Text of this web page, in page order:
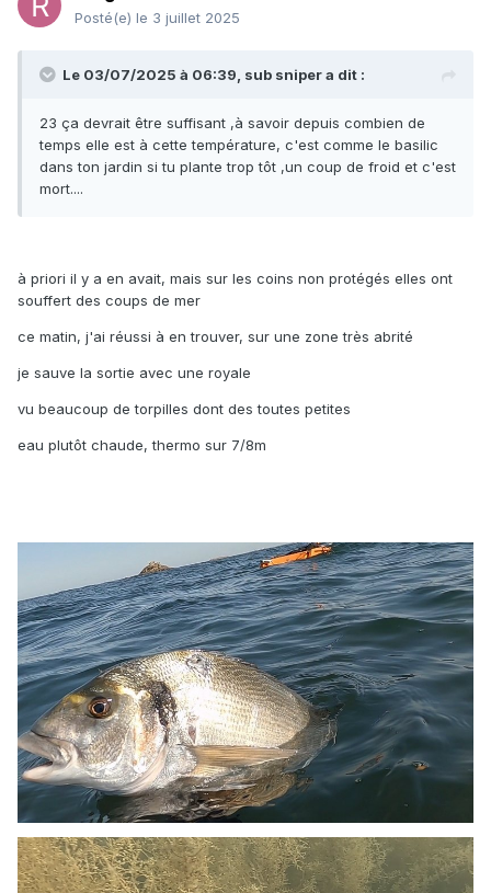
Posté(e) le 3 juillet 2025
Le 03/07/2025 à 06:39, sub snipera dit :
23 ça devrait être suffisant ,à savoir depuis combien de
temps elle est à cette température, c'est comme le basilic
dans ton jardin si tu plante trop tôt ,un coup de froid et c'est
mort....
à priori il y a en avait, mais sur les coins non protégés elles ont
souffert des coups de mer
ce matin, j'ai réussi à en trouver, sur une zone très abrité
je sauve la sortie avec une royale
vu beaucoup de torpilles dont des toutes petites
eau plutôt chaude, thermo sur 7/8m